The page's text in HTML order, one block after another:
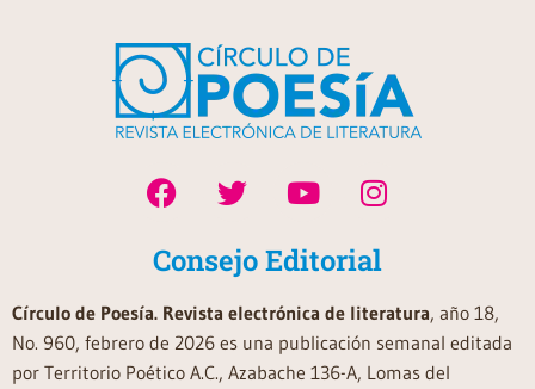
Consejo Editorial
Círculo de Poesía. Revista electrónica de literatura, año 18,
No. 960, febrero de 2026 es una publicación semanal editada
por Territorio Poético A.C., Azabache 136-A, Lomas del